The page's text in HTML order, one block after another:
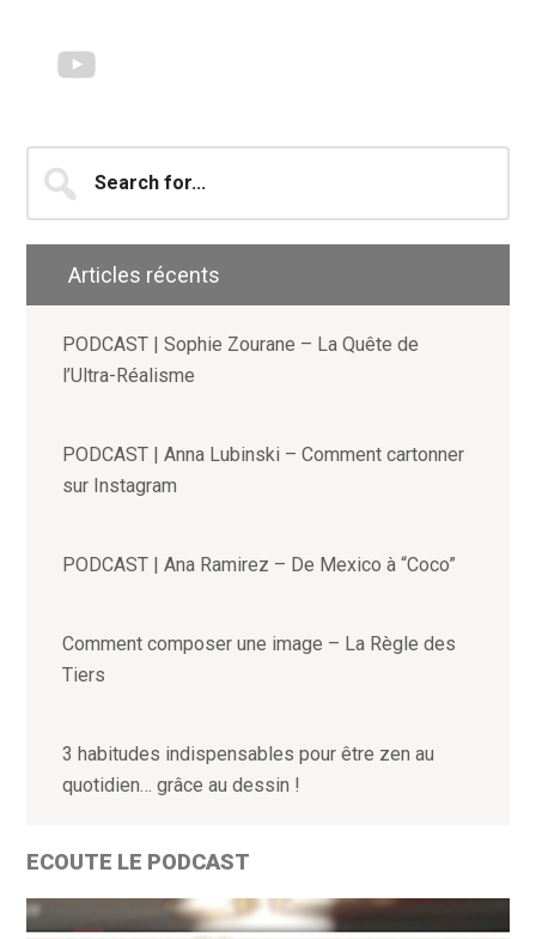
for...
Articles récents
PODCAST | Sophie Zourane – La Quête de
l’Ultra-Réalisme
PODCAST | Anna Lubinski – Comment cartonner
sur Instagram
PODCAST | Ana Ramirez – De Mexico à “Coco”
Comment composer une image – La Règle des
Tiers
3 habitudes indispensables pour être zen au
quotidien… grâce au dessin !
ECOUTE LE PODCAST